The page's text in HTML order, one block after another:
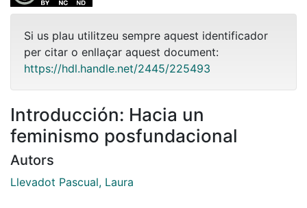
Si us plau utilitzeu sempre aquest identificador
per citar o enllaçar aquest document:
https://hdl.handle.net/2445/225493
Introducción: Hacia un
feminismo posfundacional
Autors
Llevadot Pascual, Laura